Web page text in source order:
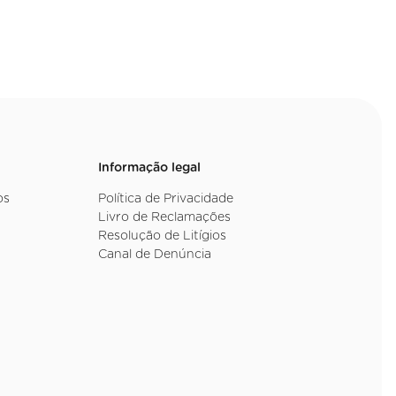
Informação legal
Política de Privacidade
Livro de Reclamações
Resolução de Litígios
Canal de Denúncia